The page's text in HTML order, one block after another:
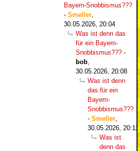
Bayern-Snobbismus???
- Smeller
30.05.2026, 20:04
Was ist denn das
für ein Bayern-
Snobbismus??? -
bob
30.05.2026, 20:08
Was ist denn
das für ein
Bayern-
Snobbismus???
- Smeller
30.05.2026, 20:11
Was ist
denn das